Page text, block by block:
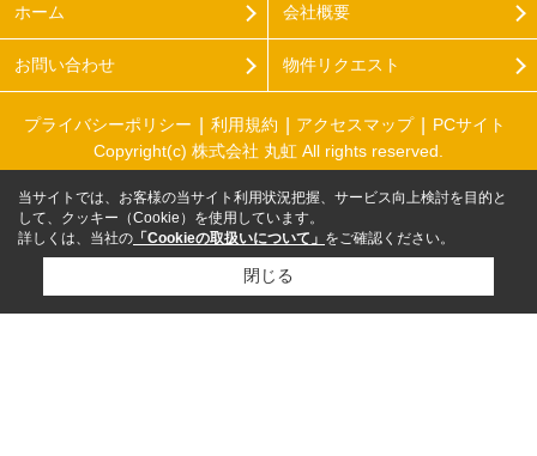
ホーム 会社概要
お問い合わせ 物件リクエスト
プライバシーポリシー 利用規約 アクセスマップ
PCサイト
Copyright(c) 株式会社 丸虹 All rights reserved.
当サイトでは、お客様の当サイト利用状況把握、サービス向上検討を目的と
して、クッキー（Cookie）を使用しています。
詳しくは、当社の 「Cookieの取扱いについて」 をご確認ください。
閉じる